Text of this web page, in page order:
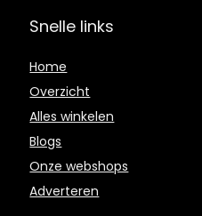
Snelle links
Home
Overzicht
Alles winkelen
Blogs
Onze webshops
Adverteren